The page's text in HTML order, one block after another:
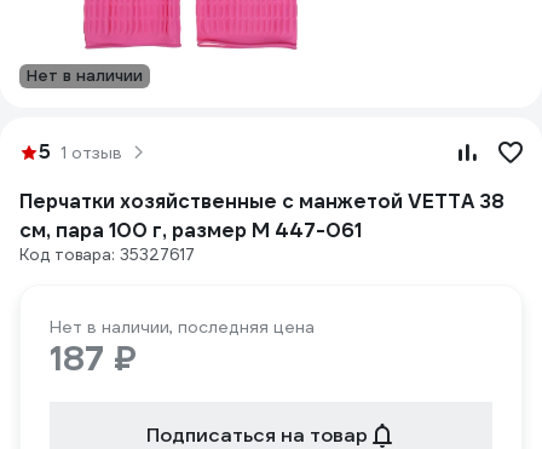
Нет в наличии
5 1 отзыв
Перчатки хозяйственные с манжетой VETTA 38
см, пара 100 г, размер М 447-061
Код товара: 35327617
Нет в наличии, последняя цена
187 ₽
Подписаться на товар